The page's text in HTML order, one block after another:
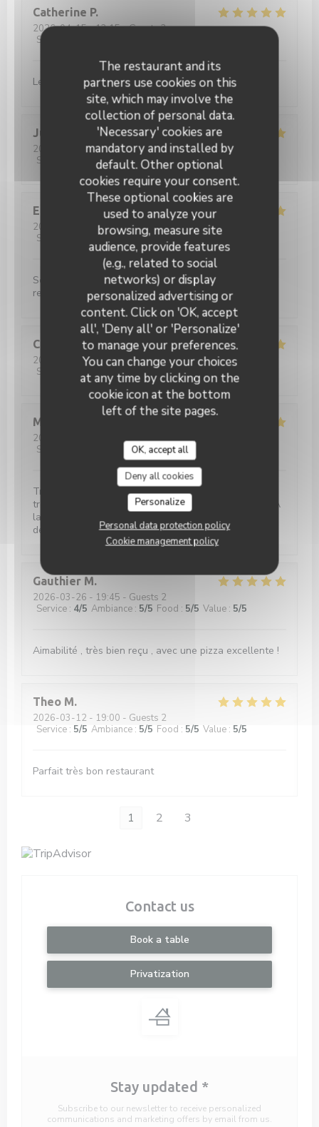
The restaurant and its
partners use cookies on this
site, which may involve the
collection of personal data.
'Necessary' cookies are
mandatory and installed by
default. Other optional
cookies require your consent.
These optional cookies are
used to analyze your
browsing, measure site
audience, provide features
(e.g., related to social
networks) or display
personalized advertising or
content. Click on 'OK, accept
all', 'Deny all' or 'Personalize'
to manage your preferences.
You can change your choices
at any time by clicking on the
cookie icon at the bottom
left of the site pages.
OK, accept all
Deny all cookies
Personalize
Personal data protection policy
Cookie management policy
Catherine P
2026-04-15- 13:15 - Guests 3
Service
Le risotto était délicieux et le serveur très aimable.
Julie
2026-04-04- 12:30 - Guests 3
Service
Ambiance: 5/5 Food:5/5 Value
Elsa
2026-03-28
- 12:00 - Guests 2
Service
Ambiance:5/5 Food:5 /5 Value
Service très agréable et plats très bons !! nous
recommandons
Caroline
P
2026-03-28- 20:00 - Guests 4
Service
/5 Ambiance 4/5 Food: 4 Value :
Matilde
2026-03-27
- 21:15 - Guests 9
Service
Ambiance:5/5 Food: 5
Très bon restaurant, propre et convivial. Nous avons
très bien mangé. Le personnel est très sympathique. À
la carte pizza, plat typique du nord, salades, délicieux
desserts. Nous recommandons !
Gauthier M
2026-03-26 - 19:45 - Guests 2
Service : 4/5 Ambiance : 5/5 Food : 5/5 Value : 5/5
Aimabilité , très bien reçu , avec une pizza excellente !
Theo M
2026-03-12 - 19:00 - Guests 2
Service : 5/5 Ambiance : 5/5 Food : 5/5 Value : 5/5
Parfait très bon restaurant
1 2 3
Contact us
Book a table
Privatization
Stay updated *
Subscribe to our newsletter to receive personalized
communications and marketing offers by email from us.